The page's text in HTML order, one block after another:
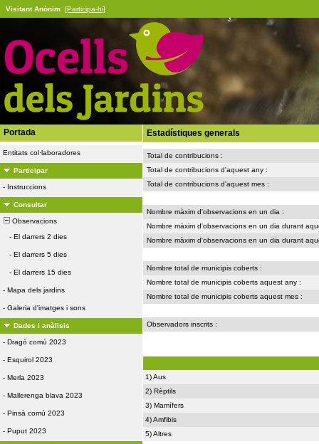
Visitant Anònim [Participa-hi]
Portada
Entitats col·laboradores
Participar
- Instruccions
Consultar
Observacions
- El darrers 2 dies
- El darrers 5 dies
- El darrers 15 dies
- Mapa dels jardins
- Galeria d'imatges i sons
Dades i anàlisis
- Dragó comú 2023
- Esquirol 2023
- Merla 2023
- Mallerenga blava 2023
- Pinsà comú 2023
- Puput 2023
Estadístiques generals
Total de contribucions :
Total de contribucions d'aquest any :
Total de contribucions d'aquest mes :
Nombre màxim d'observacions en un dia :
Nombre màxim d'observacions en un dia durant
Nombre màxim d'observacions en un dia durant
Nombre total de municipis coberts :
Nombre total de municipis coberts aquest any :
Nombre total de municipis coberts aquest mes :
Observadors inscrits :
1) Aus
2) Rèptils
3) Mamífers
4) Amfibis
5) Altres